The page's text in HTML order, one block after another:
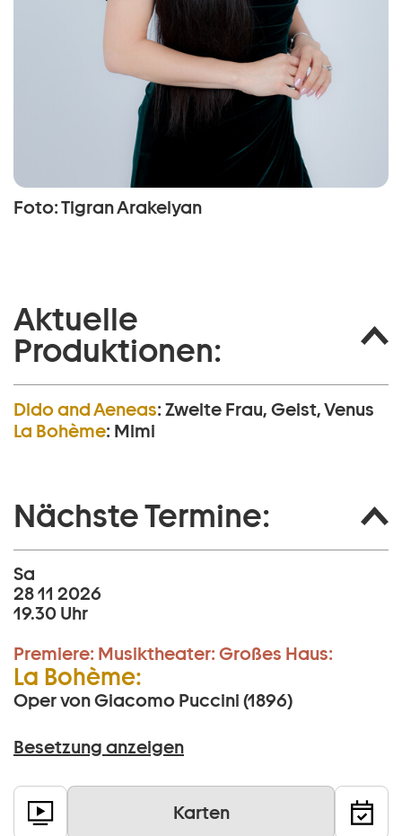
Foto: Tigran Arakelyan
Aktuelle
Produktionen:
Dido and Aeneas: Zweite Frau, Geist, Venus
La Bohème: Mimi
Nächste Termine:
Sa
28 11 2026
19.30 Uhr
Premiere: Musiktheater: Großes Haus:
La Bohème:
Oper von Giacomo Puccini (1896)
Besetzung anzeigen
Karten